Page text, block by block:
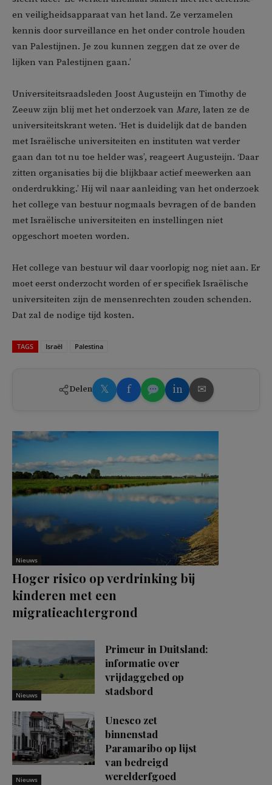
en veiligheidsapparaat van het land. Ze verzamelen
kennis door surveillance en het onder controle houden
van Palestijnen. Je zou kunnen zeggen dat ze over de
lijken van Palestijnen gaan.’
Universiteitsraadsleden Joost Augusteijn en Timothy de
Zeeuw zijn blij met het onderzoek van Mare, laten ze de
universiteitskrant weten. ‘Het is duidelijk dat de banden
met Israëlische universiteiten en instituten wat verder
gaan dan tot nu toe helder was’, reageert Augusteijn. ‘Daar
zitten organisaties bij die blijkbaar actief meewerken aan
onderdrukking.’ Hij wil naar aanleiding van het onderzoek
het college van bestuur nogmaals bevragen of de banden
met Israëlische universiteiten en instellingen niet
opgeschort moeten worden.
Het college van bestuur wil daar voorlopig nog niet aan. Er
moet eerst onderzocht worden of er specifiek Israëlische
universiteiten zijn de mensenrechten zouden schenden.
Dat zal de nodige tijd kosten.
TAGS Israël Palestina
Delen 𝕏 f in ✉
Nieuws
Hoger risico op verdrinking bij
kinderen met een
migratieachtergrond
Nieuws
Primeur in Duitsland:
informatie over
vrijdaggebed op
stadsbord
Nieuws
Unesco zet
binnenstad
Paramaribo op lijst
van bedreigd
werelderfgoed